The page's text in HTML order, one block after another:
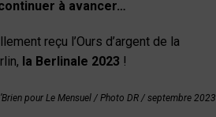
à avancer…
reçu l’Ours d’argent de la
la Berlinale 2023 !
pour Le Mensuel / Photo DR / septembre 2023